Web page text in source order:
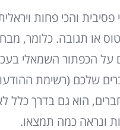
והכי פחות
או תגובה. כלומר,
הכפתור השמאלי
שלכם (רשימת
הוא גם בדרך כלל לא
ונראה כמה תמצאו.